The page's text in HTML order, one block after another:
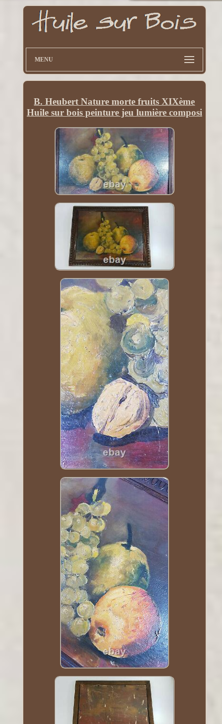
MENU
B. Heubert Nature morte fruits XIXème
Huile sur bois peinture jeu lumière composi